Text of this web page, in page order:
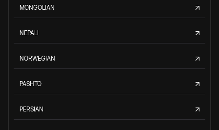
MONGOLIAN
NEPALI
NORWEGIAN
PASHTO
PERSIAN